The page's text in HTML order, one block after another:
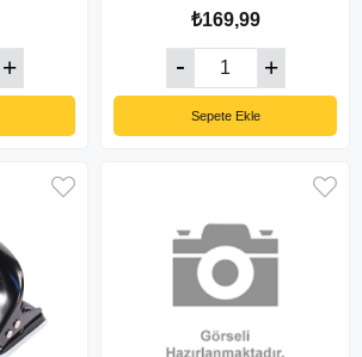
₺169,99
Sepete Ekle